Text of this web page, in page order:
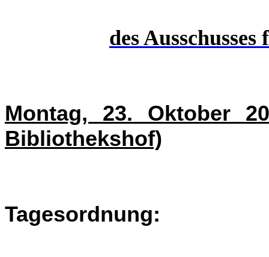
des
Montag, 23. Oktober
Bibliothekshof)
Tagesordnung: